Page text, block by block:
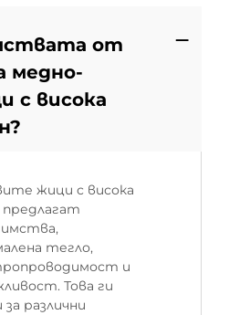
от
медно-
с висока
жици с висока
предлагат
тегло,
и
Това ги
различни